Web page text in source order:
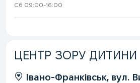
Сб 09:00-16:00
ЦЕНТР ЗОРУ ДИТИНИ
Івано-Франківськ, вул.